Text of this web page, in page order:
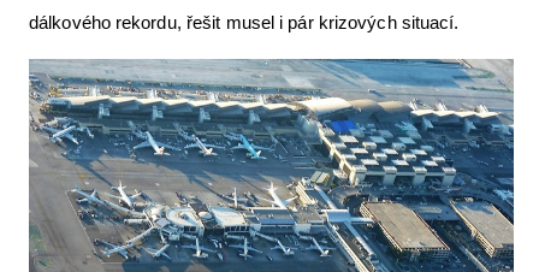
dálkového rekordu, řešit musel i pár krizových situací.
Letecká muzea
VFR Communication app
The SAFE Guide app
Nabídky práce v letectví
Inzerujte s námi